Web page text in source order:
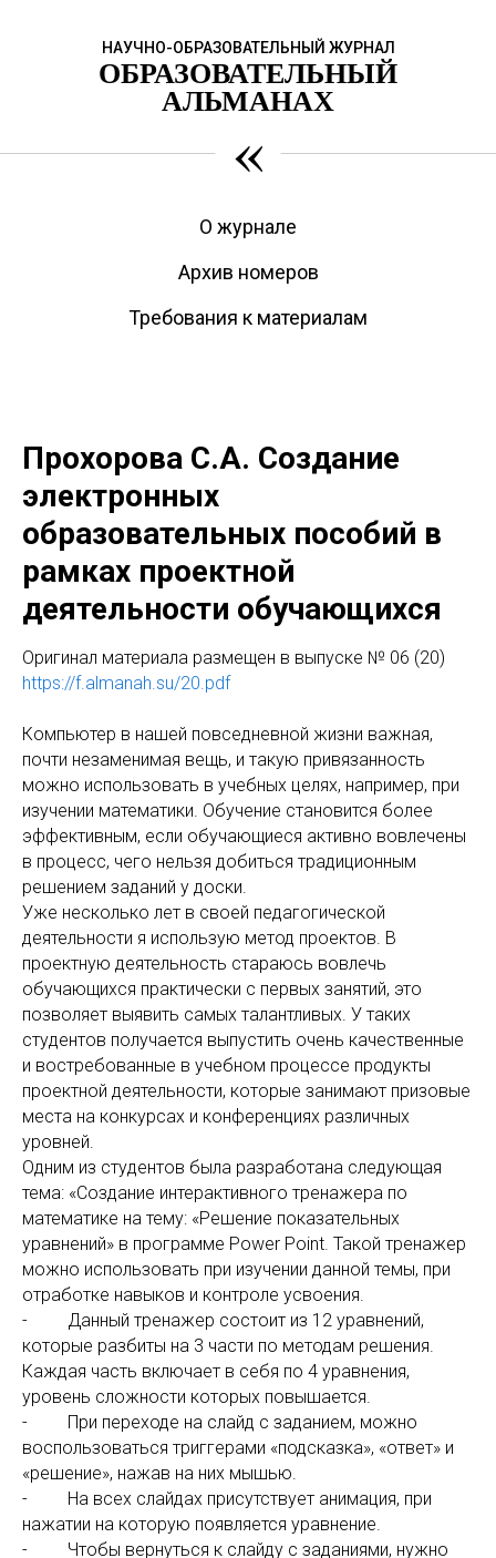
НАУЧНО-ОБРАЗОВАТЕЛЬНЫЙ ЖУРНАЛ
ОБРАЗОВАТЕЛЬНЫЙ
АЛЬМАНАХ
«
О журнале
Архив номеров
Требования к материалам
Прохорова С.А. Создание
электронных
образовательных пособий в
рамках проектной
деятельности обучающихся
Оригинал материала размещен в выпуске № 06 (20)
https://f.almanah.su/20.pdf
Компьютер в нашей повседневной жизни важная,
почти незаменимая вещь, и такую привязанность
можно использовать в учебных целях, например, при
изучении математики. Обучение становится более
эффективным, если обучающиеся активно вовлечены
в процесс, чего нельзя добиться традиционным
решением заданий у доски.
Уже несколько лет в своей педагогической
деятельности я использую метод проектов. В
проектную деятельность стараюсь вовлечь
обучающихся практически с первых занятий, это
позволяет выявить самых талантливых. У таких
студентов получается выпустить очень качественные
и востребованные в учебном процессе продукты
проектной деятельности, которые занимают призовые
места на конкурсах и конференциях различных
уровней.
Одним из студентов была разработана следующая
тема: «Создание интерактивного тренажера по
математике на тему: «Решение показательных
уравнений» в программе Power Point. Такой тренажер
можно использовать при изучении данной темы, при
отработке навыков и контроле усвоения.
- Данный тренажер состоит из 12 уравнений,
которые разбиты на 3 части по методам решения.
Каждая часть включает в себя по 4 уравнения,
уровень сложности которых повышается.
- При переходе на слайд с заданием, можно
воспользоваться триггерами «подсказка», «ответ» и
«решение», нажав на них мышью.
- На всех слайдах присутствует анимация, при
нажатии на которую появляется уравнение.
- Чтобы вернуться к слайду с заданиями, нужно